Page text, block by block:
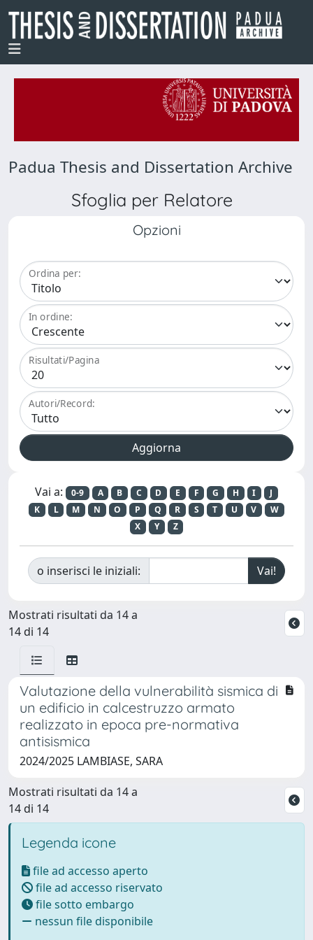
Padua Thesis and Dissertation Archive
Sfoglia per Relatore
Opzioni
Ordina per:
In ordine:
Risultati/Pagina
Autori/Record:
Vai a: 0-9 A B C D E F G H I
J
K
L M N O P Q R S T U V
W
X
Y Z
o inserisci le iniziali:
Mostrati risultati da 14 a
14 di 14
Valutazione della vulnerabilità sismica di
un edificio in calcestruzzo armato
realizzato in epoca pre-normativa
antisismica
2024/2025 LAMBIASE, SARA
Mostrati risultati da 14 a
14 di 14
Legenda icone
file ad accesso aperto
file ad accesso riservato
file sotto embargo
nessun file disponibile